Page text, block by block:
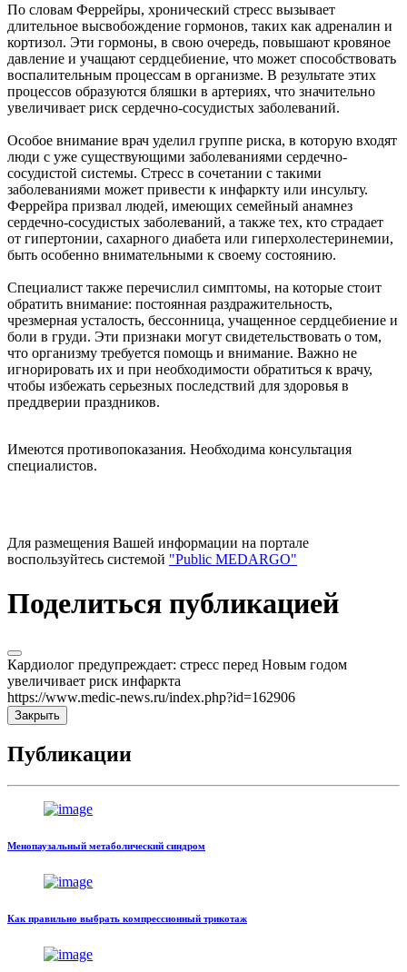
По словам Феррейры, хронический стресс вызывает
длительное высвобождение гормонов, таких как адреналин и
кортизол. Эти гормоны, в свою очередь, повышают кровяное
давление и учащают сердцебиение, что может способствовать
воспалительным процессам в организме. В результате этих
процессов образуются бляшки в артериях, что значительно
увеличивает риск сердечно-сосудистых заболеваний.
Особое внимание врач уделил группе риска, в которую входят
люди с уже существующими заболеваниями сердечно-
сосудистой системы. Стресс в сочетании с такими
заболеваниями может привести к инфаркту или инсульту.
Феррейра призвал людей, имеющих семейный анамнез
сердечно-сосудистых заболеваний, а также тех, кто страдает
от гипертонии, сахарного диабета или гиперхолестеринемии,
быть особенно внимательными к своему состоянию.
Специалист также перечислил симптомы, на которые стоит
обратить внимание: постоянная раздражительность,
чрезмерная усталость, бессонница, учащенное сердцебиение и
боли в груди. Эти признаки могут свидетельствовать о том,
что организму требуется помощь и внимание. Важно не
игнорировать их и при необходимости обратиться к врачу,
чтобы избежать серьезных последствий для здоровья в
преддверии праздников.
Имеются противопоказания. Необходима консультация
специалистов.
Для размещения Вашей информации на портале
воспользуйтесь системой "Public MEDARGO"
Поделиться публикацией
Кардиолог предупреждает: стресс перед Новым годом
увеличивает риск инфаркта
https://www.medic-news.ru/index.php?id=162906
Закрыть
Публикации
Менопаузальный метаболический синдром
Как правильно выбрать компрессионный трикотаж